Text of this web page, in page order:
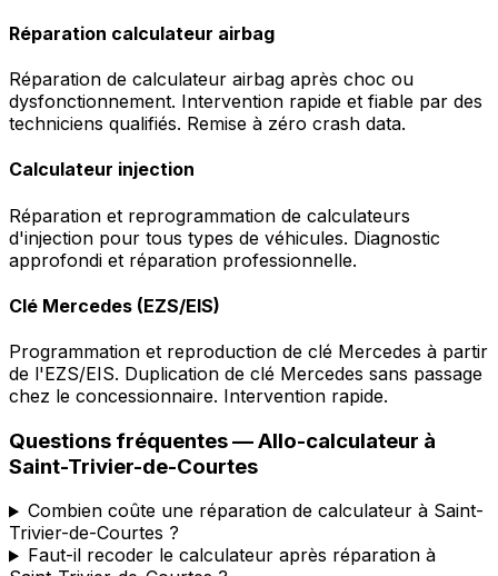
Réparation calculateur airbag
Réparation de calculateur airbag après choc ou
dysfonctionnement. Intervention rapide et fiable par des
techniciens qualifiés. Remise à zéro crash data.
Calculateur injection
Réparation et reprogrammation de calculateurs
d'injection pour tous types de véhicules. Diagnostic
approfondi et réparation professionnelle.
Clé Mercedes (EZS/EIS)
Programmation et reproduction de clé Mercedes à partir
de l'EZS/EIS. Duplication de clé Mercedes sans passage
chez le concessionnaire. Intervention rapide.
Questions fréquentes —Allo-calculateur à
Saint-Trivier-de-Courtes
Combien coûte une réparation de calculateur à Saint-
Trivier-de-Courtes ?
Faut-il recoder le calculateur après réparation à